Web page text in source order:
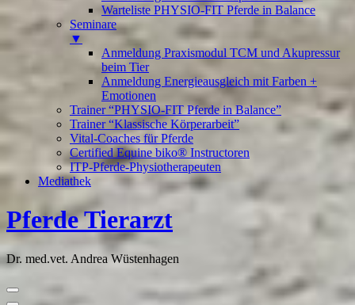
Warteliste PHYSIO-FIT Pferde in Balance
Seminare
▼
Anmeldung Praxismodul TCM und Akupressur
beim Tier
Anmeldung Energieausgleich mit Farben +
Emotionen
Trainer “PHYSIO-FIT Pferde in Balance”
Trainer “Klassische Körperarbeit”
Vital-Coaches für Pferde
Certified Equine biko® Instructoren
ITP-Pferde-Physiotherapeuten
Mediathek
Pferde Tierarzt
Dr. med.vet. Andrea Wüstenhagen